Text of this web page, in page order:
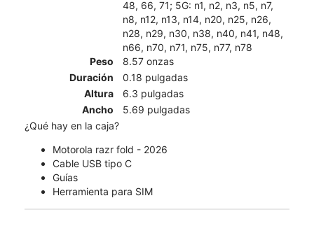
48, 66, 71; 5G: n1, n2, n3, n5, n7,
n8, n12, n13, n14, n20, n25, n26,
n28, n29, n30, n38, n40, n41, n48,
n66, n70, n71, n75, n77, n78
Peso
8.57 onzas
Duración
0.18 pulgadas
Altura
6.3 pulgadas
Ancho
5.69 pulgadas
¿Qué hay en la caja?
Motorola razr fold - 2026
Cable USB tipo C
Guías
Herramienta para SIM